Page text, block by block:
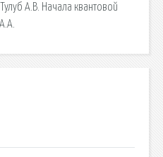
А.В. Начала квантовой